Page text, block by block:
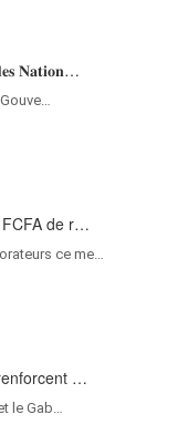
𝐍𝐚𝐭𝐢𝐨𝐧…
FCFA de r…
ce me…
…
le Gab…